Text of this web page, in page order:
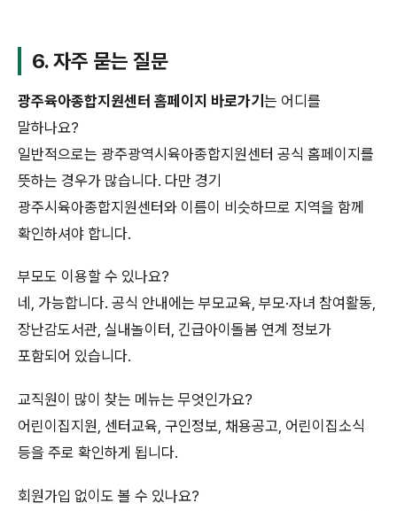
6. 자주 묻는 질문
광주육아종합지원센터 홈페이지 바로가기 는 어디를
말하나요?
일반적으로는 광주광역시육아종합지원센터 공식 홈페이지를
뜻하는 경우가 많습니다. 다만 경기
광주시육아종합지원센터와 이름이 비슷하므로 지역을 함께
확인하셔야 합니다.
부모도 이용할 수 있나요?
네, 가능합니다. 공식 안내에는 부모교육, 부모·자녀 참여활동,
장난감도서관, 실내놀이터, 긴급아이돌봄 연계 정보가
포함되어 있습니다.
교직원이 많이 찾는 메뉴는 무엇인가요?
어린이집지원, 센터교육, 구인정보, 채용공고, 어린이집소식
등을 주로 확인하게 됩니다.
회원가입 없이도 볼 수 있나요?